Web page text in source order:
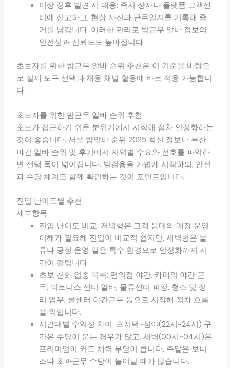
이상 징후 발견 시 대응: 즉시 상사나 플랫폼 고객센
터에 신고하고, 현장 사진과 근무일지를 기록해 증
거를 남깁니다. 이러한 관리로 밤근무 알바 정보의
안전성과 신뢰도도 높아집니다.
초보자를 위한 밤근무 알바 순위 추천은 이 기준을 바탕으
로 실제 도구 선택과 채용 채널 활용에 바로 적용 가능합니
다.
초보자를 위한 밤근무 알바 순위 추천
초보가 접근하기 쉬운 분위기에서 시작해 점차 안정화하는
것이 좋습니다. 서울 밤알바 순위 2025 최신 정보나 부산
야간 알바 순위 및 후기에서 지역별 수요와 선호를 파악하
면 선택 폭이 넓어집니다. 발걸음을 가볍게 시작하되, 안전
과 수당 체계도 함께 확인하는 것이 포인트입니다.
진입 난이도별 추천
세부항목
진입 난이도 비교: 저녁형은 고객 응대와 매장 운영
이해가 필요해 진입이 비교적 쉽지만, 새벽형은 물
류나 공정 운영 같은 특수 환경으로 안정화까지 시
간이 걸립니다.
초보 친화 업종 목록: 편의점 야간, 카페의 야간 근
무, 피트니스 센터 알바, 물류센터 피킹, 청소 및 정
리 업무, 콜센터 야간근무 등으로 시작해 점차 흐름
을 익힙니다.
시간대별 수익성 차이: 초저녁~심야(22시~24시) 구
간은 수당이 붙는 경우가 많고, 새벽(00시~04시)은
프리미엄이 커도 체력 부담이 큽니다. 주말은 보너
스나 초과근무 수당이 늘어날 때가 많습니다.